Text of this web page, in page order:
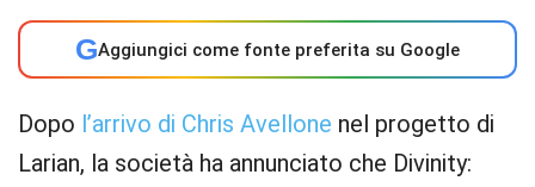
GAggiungici come fonte preferita su Google
Dopo l’arrivo di Chris Avellone nel progetto di
Larian, la società ha annunciato che Divinity: